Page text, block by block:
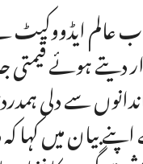
عالم
دیتے ہوئے
سے دلی
بیان میں کہا